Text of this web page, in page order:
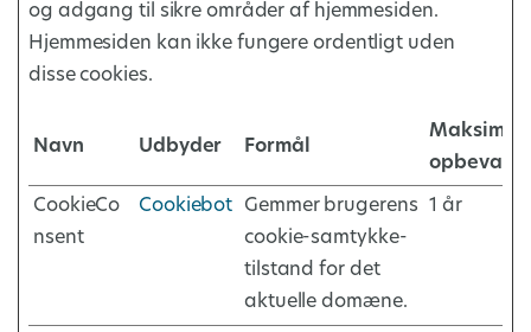
og adgang til sikre områder af hjemmesiden.
Hjemmesiden kan ikke fungere ordentligt uden
disse cookies.
Navn Udbyder Formål
Maksimal
CookieCo
nsent
Cookiebot
Gemmer brugerens
cookie-samtykke-
tilstand for det
aktuelle domæne.
1 år